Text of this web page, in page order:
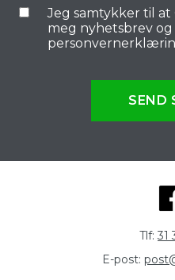
Jeg samtykker til at
meg nyhetsbrev
SEND
Tlf: 31
E-post: